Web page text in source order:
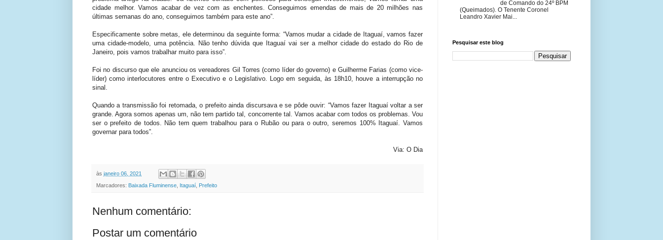
cidade melhor. Vamos acabar de vez com as enchentes. Conseguimos emendas de mais de 20 milhões nas
últimas semanas do ano, conseguimos também para este ano”.
Especificamente sobre metas, ele determinou da seguinte forma: “Vamos mudar a cidade de Itaguaí, vamos fazer
uma cidade-modelo, uma potência. Não tenho dúvida que Itaguaí vai ser a melhor cidade do estado do Rio de
Janeiro, pois vamos trabalhar muito para isso”.
Foi no discurso que ele anunciou os vereadores Gil Torres (como líder do governo) e Guilherme Farias (como vice-
líder) como interlocutores entre o Executivo e o Legislativo. Logo em seguida, às 18h10, houve a interrupção no
sinal.
Quando a transmissão foi retomada, o prefeito ainda discursava e se pôde ouvir: “Vamos fazer Itaguaí voltar a ser
grande. Agora somos apenas um, não tem partido tal, concorrente tal. Vamos acabar com todos os problemas. Vou
ser o prefeito de todos. Não tem quem trabalhou para o Rubão ou para o outro, seremos 100% Itaguaí. Vamos
governar para todos”.
Via: O Dia
às janeiro 06, 2021
Marcadores: Baixada Fluminense Itaguaí Prefeito
Nenhum comentário:
Postar um comentário
de Comando do 24º BPM
(Queimados). O Tenente Coronel
Leandro Xavier Mai...
Pesquisar este blog